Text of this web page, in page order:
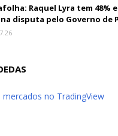
Raquel Lyra tem 48%
na disputa pelo Governo de
no TradingView